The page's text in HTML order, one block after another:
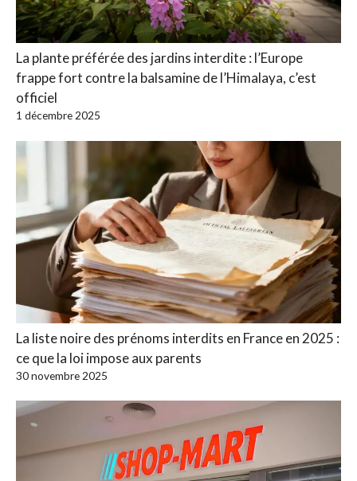
La plante préférée des jardins interdite : l’Europe
frappe fort contre la balsamine de l’Himalaya, c’est
officiel
1 décembre 2025
La liste noire des prénoms interdits en France en 2025 :
ce que la loi impose aux parents
30 novembre 2025